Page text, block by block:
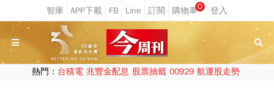
0
熱門： 台積電 兆豐金配息 股票抽籤 00929 航運股走勢